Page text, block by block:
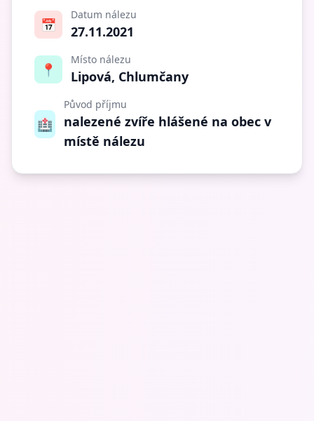
📅
Datum nálezu
27.11.2021
📍
Místo nálezu
Lipová, Chlumčany
🏥
Původ příjmu
nalezené zvíře hlášené na obec v
místě nálezu